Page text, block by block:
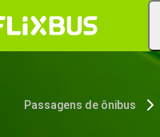
Passagens de ônibus